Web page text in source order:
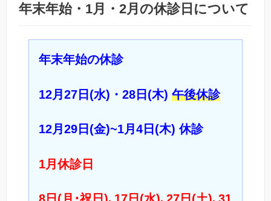
年末年始・1月・2月の休診日について
年末年始の休診
12月27日(水)・28日(木) 午後休診
12月29日(金)~1月4日(木) 休診
1月休診日